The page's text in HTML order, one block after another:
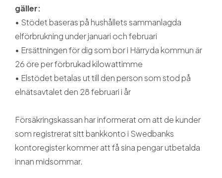
gäller:
• Stödet baseras på hushållets sammanlagda
elförbrukning under januari och februari
• Ersättningen för dig som bor i Härryda kommun är
26 öre per förbrukad kilowattimme
• Elstödet betalas ut till den person som stod på
elnätsavtalet den 28 februari i år
Försäkringskassan har informerat om att de kunder
som registrerat sitt bankkonto i Swedbanks
kontoregister kommer att få sina pengar utbetalda
innan midsommar.